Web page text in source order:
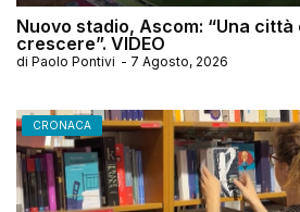
Nuovo stadio, Ascom: “Una città
crescere”. VIDEO
di Paolo Pontivi - 7 Agosto, 2026
CRONACA